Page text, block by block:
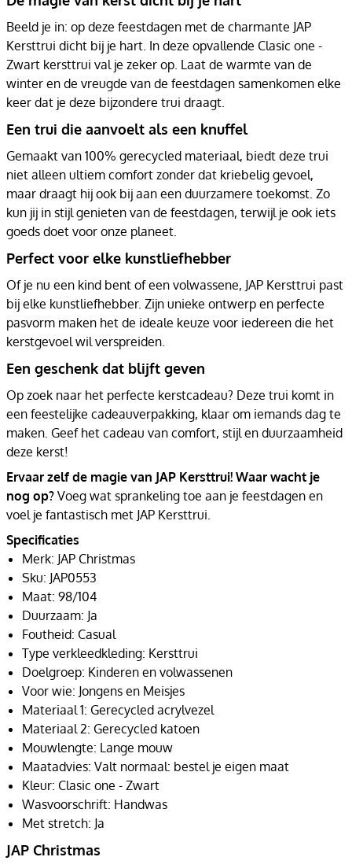
Beeld je in: op deze feestdagen met de charmante JAP
Kersttrui dicht bij je hart. In deze opvallende Clasic one -
Zwart kersttrui val je zeker op. Laat de warmte van de
winter en de vreugde van de feestdagen samenkomen elke
keer dat je deze bijzondere trui draagt.
Een trui die aanvoelt als een knuffel
Gemaakt van 100% gerecycled materiaal, biedt deze trui
niet alleen ultiem comfort zonder dat kriebelig gevoel,
maar draagt hij ook bij aan een duurzamere toekomst. Zo
kun jij in stijl genieten van de feestdagen, terwijl je ook iets
goeds doet voor onze planeet.
Perfect voor elke kunstliefhebber
Of je nu een kind bent of een volwassene, JAP Kersttrui past
bij elke kunstliefhebber. Zijn unieke ontwerp en perfecte
pasvorm maken het de ideale keuze voor iedereen die het
kerstgevoel wil verspreiden.
Een geschenk dat blijft geven
Op zoek naar het perfecte kerstcadeau? Deze trui komt in
een feestelijke cadeauverpakking, klaar om iemands dag te
maken. Geef het cadeau van comfort, stijl en duurzaamheid
deze kerst!
Ervaar zelf de magie van JAP Kersttrui! Waar wacht je
nog op? Voeg wat sprankeling toe aan je feestdagen en
voel je fantastisch met JAP Kersttrui.
Specificaties
Merk: JAP Christmas
Sku: JAP0553
Maat: 98/104
Duurzaam: Ja
Foutheid: Casual
Type verkleedkleding: Kersttrui
Doelgroep: Kinderen en volwassenen
Voor wie: Jongens en Meisjes
Materiaal 1: Gerecycled acrylvezel
Materiaal 2: Gerecycled katoen
Mouwlengte: Lange mouw
Maatadvies: Valt normaal: bestel je eigen maat
Kleur: Clasic one - Zwart
Wasvoorschrift: Handwas
Met stretch: Ja
JAP Christmas